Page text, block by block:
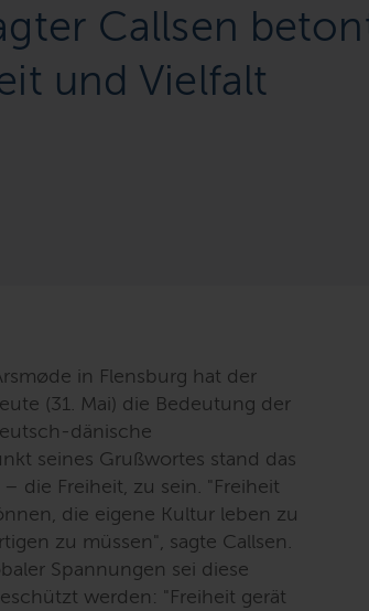
Callsen
und Vielfalt
in Flensburg hat der
(31. Mai) die Bedeutung der
dänische
seines Grußwortes stand das
die Freiheit, zu sein. "Freiheit
die eigene Kultur leben zu
zu müssen" , sagte Callsen.
Spannungen sei diese
werden: "Freiheit gerät